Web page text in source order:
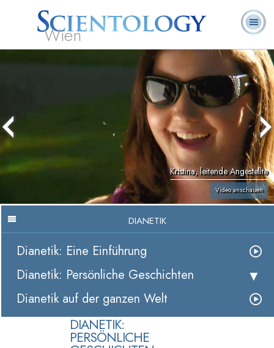
Wien
Hubbard
Ehrenamtliche
Häufig gestellte
Bücher
Kristina, leitende Angestellte
Video anschauen
DIANETIK
Dianetik: Eine Einführung
Dianetik: Persönliche Geschichten
Dianetik auf der ganzen Welt
DIANETIK:
PERSÖNLICHE